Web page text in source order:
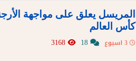
المريسل يعلق على مواجهة
كأس العالم